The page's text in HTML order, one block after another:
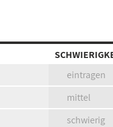
eintragen
mittel
schwierig